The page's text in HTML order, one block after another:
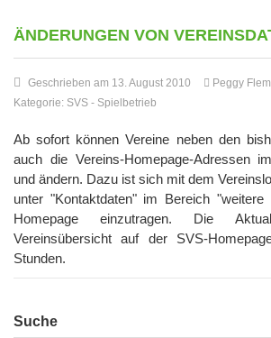
ÄNDERUNGEN VON
Geschrieben am 13. August 2010
Peggy
Kategorie: SVS - Spielbetrieb
Ab sofort können Vereine neben den
auch die Vereins-Homepage-Adressen
und ändern. Dazu ist sich mit dem
unter "Kontaktdaten" im Bereich "weitere
Homepage einzutragen. Die
Vereinsübersicht auf der SVS-
Stunden.
Suche